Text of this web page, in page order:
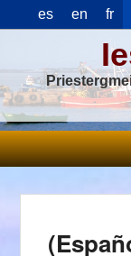
es en fr